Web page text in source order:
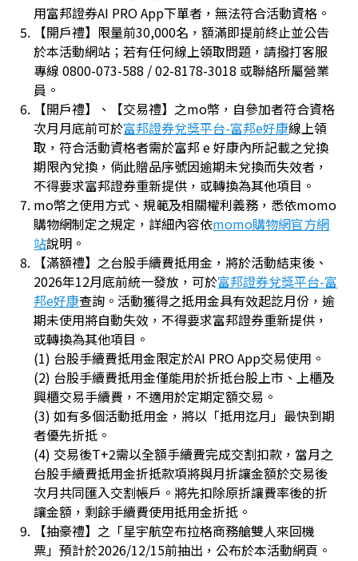
用富邦證券AI PRO App下單者，無法符合活動資格。
【開戶禮】限量前30,000名，額滿即提前終止並公告
於本活動網站；若有任何線上領取問題，請撥打客服
專線 0800-073-588 / 02-8178-3018 或聯絡所屬營業
員。
【開戶禮】、【交易禮】之mo幣，自參加者符合資格
次月月底前可於富邦證券兌獎平台-富邦e好康線上領
取，符合活動資格者需於富邦 e 好康內所記載之兌換
期限內兌換，倘此贈品序號因逾期未兌換而失效者，
不得要求富邦證券重新提供，或轉換為其他項目。
mo幣之使用方式、規範及相關權利義務，悉依momo
購物網制定之規定，詳細內容依momo購物網官方網
站說明。
【滿額禮】之台股手續費抵用金，將於活動結束後、
2026年12月底前統一發放，可於富邦證券兌獎平台-富
邦e好康查詢。活動獲得之抵用金具有效起訖月份，逾
期未使用將自動失效，不得要求富邦證券重新提供，
或轉換為其他項目。
(1) 台股手續費抵用金限定於AI PRO App交易使用。
(2) 台股手續費抵用金僅能用於折抵台股上市、上櫃及
興櫃交易手續費，不適用於定期定額交易。
(3) 如有多個活動抵用金，將以「抵用迄月」最快到期
者優先折抵。
(4) 交易後T+2需以全額手續費完成交割扣款，當月之
台股手續費抵用金折抵款項將與月折讓金額於交易後
次月共同匯入交割帳戶。將先扣除原折讓費率後的折
讓金額，剩餘手續費使用抵用金折抵。
【抽豪禮】之「星宇航空布拉格商務艙雙人來回機
票」預計於2026/12/15前抽出，公布於本活動網頁。